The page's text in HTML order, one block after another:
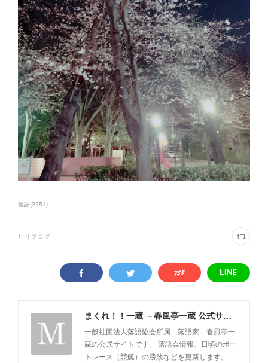
落語(2251)
1 リブログ
まくれ！！一蔵 －春風亭一蔵 公式サイト－
一般社団法人落語協会所属 落語家 春風亭一
蔵の公式サイトです。 落語会情報、日頃のボー
トレース（競艇）の勝敗などを更新します。